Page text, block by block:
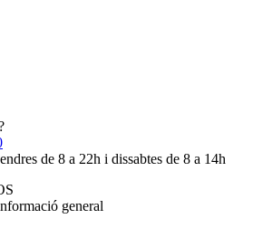
de 8 a 22h i dissabtes de 8 a 14h
general